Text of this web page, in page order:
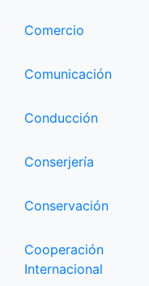
Comercio
Comunicación
Conducción
Conserjería
Conservación
Cooperación
Internacional